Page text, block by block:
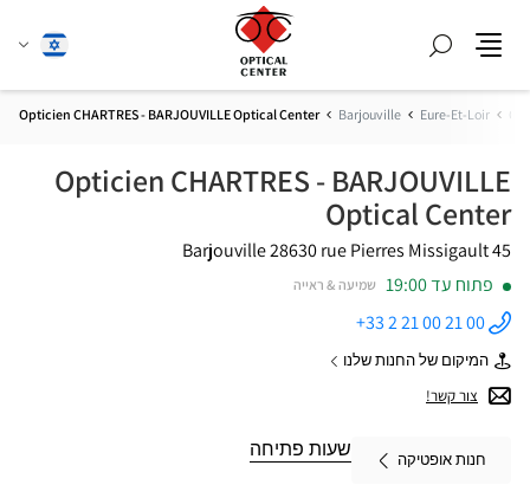
חפש
שנהעברית
Eure-Et-Loir
Barjouville
Opticien CHARTRES - BARJOUVILLE Optical Center
Opticien CHARTRES - BARJOUVILLE
Optical Center
45 rue Pierres Missigault
28630 Barjouville
פתוח עד 19:00
שמיעה & ראייה
התקשר
לחנות
Opticien
CHARTRES
-
Center ב
+33 2 21 00 21 00
המיקום של החנות שלנו של
Opticien
CHARTRES
Optical
צור קשר!
חנות אופטיקה
שעות פתיחה